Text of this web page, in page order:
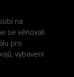
na
se věnovali
pro
vybavení